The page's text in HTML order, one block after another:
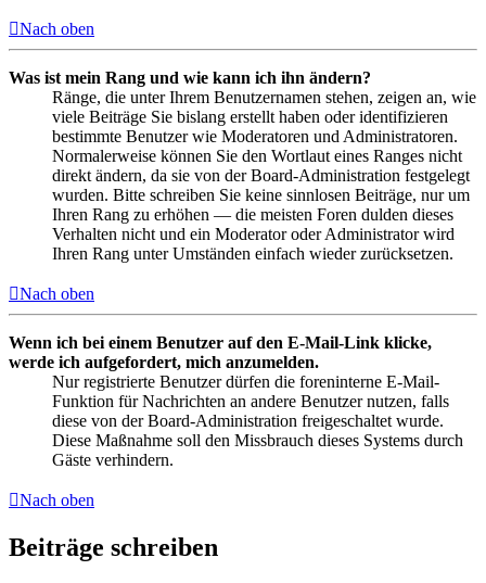
Nach oben
Was ist mein Rang und wie kann ich ihn ändern?
Ränge, die unter Ihrem Benutzernamen stehen, zeigen an, wie
viele Beiträge Sie bislang erstellt haben oder identifizieren
bestimmte Benutzer wie Moderatoren und Administratoren.
Normalerweise können Sie den Wortlaut eines Ranges nicht
direkt ändern, da sie von der Board-Administration festgelegt
wurden. Bitte schreiben Sie keine sinnlosen Beiträge, nur um
Ihren Rang zu erhöhen — die meisten Foren dulden dieses
Verhalten nicht und ein Moderator oder Administrator wird
Ihren Rang unter Umständen einfach wieder zurücksetzen.
Nach oben
Wenn ich bei einem Benutzer auf den E-Mail-Link klicke,
werde ich aufgefordert, mich anzumelden.
Nur registrierte Benutzer dürfen die foreninterne E-Mail-
Funktion für Nachrichten an andere Benutzer nutzen, falls
diese von der Board-Administration freigeschaltet wurde.
Diese Maßnahme soll den Missbrauch dieses Systems durch
Gäste verhindern.
Nach oben
Beiträge schreiben